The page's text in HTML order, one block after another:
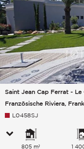
Saint Jean Cap Ferrat - Le
Französische Riviera,
L0458SJ
805 m² 1